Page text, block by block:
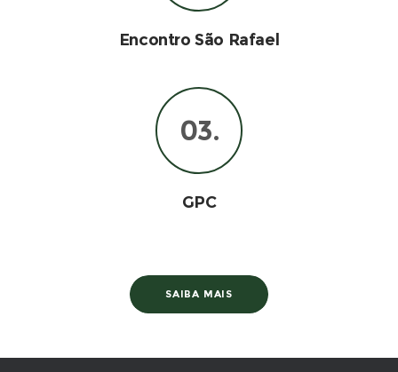
Encontro São Rafael
03.
GPC
SAIBA MAIS